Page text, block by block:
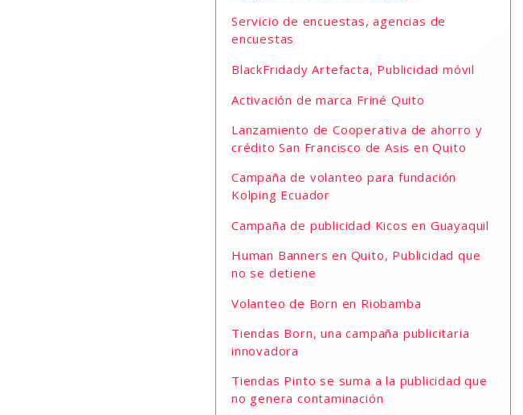
Servicio de encuestas, agencias de
encuestas
BlackFridady Artefacta, Publicidad móvil
Activación de marca Friné Quito
Lanzamiento de Cooperativa de ahorro y
crédito San Francisco de Asis en Quito
Campaña de volanteo para fundación
Kolping Ecuador
Campaña de publicidad Kicos en Guayaquil
Human Banners en Quito, Publicidad que
no se detiene
Volanteo de Born en Riobamba
Tiendas Born, una campaña publicitaria
innovadora
Tiendas Pinto se suma a la publicidad que
no genera contaminación